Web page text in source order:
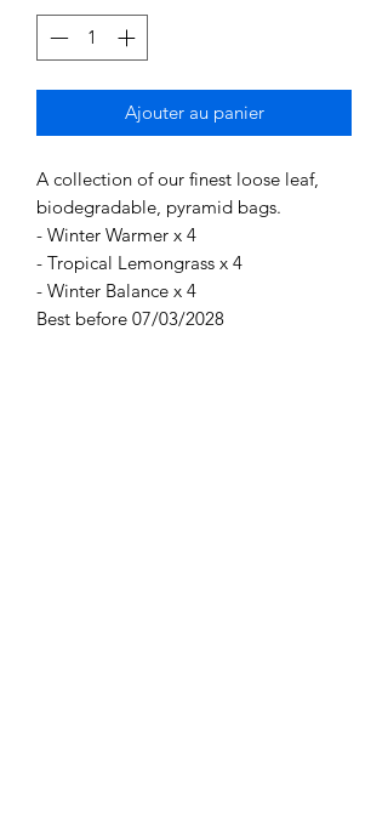
Ajouter au panier
A collection of our finest loose leaf,
biodegradable, pyramid bags.
- Winter Warmer x 4
- Tropical Lemongrass x 4
- Winter Balance x 4
Best before 07/03/2028